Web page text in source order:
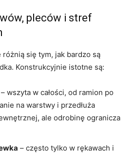
pleców i stref
różnią się tym, jak bardzo są
Konstrukcyjnie istotne są:
– wszyta w całości, od ramion po
na warstwy i przedłuża
ale odrobinę ogranicza
– często tylko w rękawach i